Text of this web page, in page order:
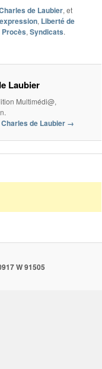
de Laubier, et
, Liberté de
Procès,Syndicats.
Laubier
Multimédi@,
de Laubier →
W 91505